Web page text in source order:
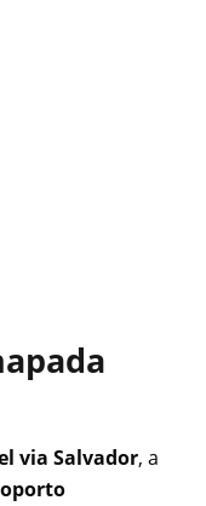
via Salvador, a